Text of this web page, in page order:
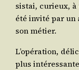
sis­tai, curieux, à
été invi­té par
son métier.
L’o­pé­ra­tion,
plus